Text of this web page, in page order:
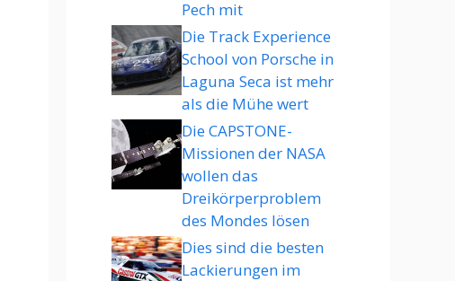
Pech mit
Die Track Experience
School von Porsche in
Laguna Seca ist mehr
als die Mühe wert
Die CAPSTONE-
Missionen der NASA
wollen das
Dreikörperproblem
des Mondes lösen
Dies sind die besten
Lackierungen im